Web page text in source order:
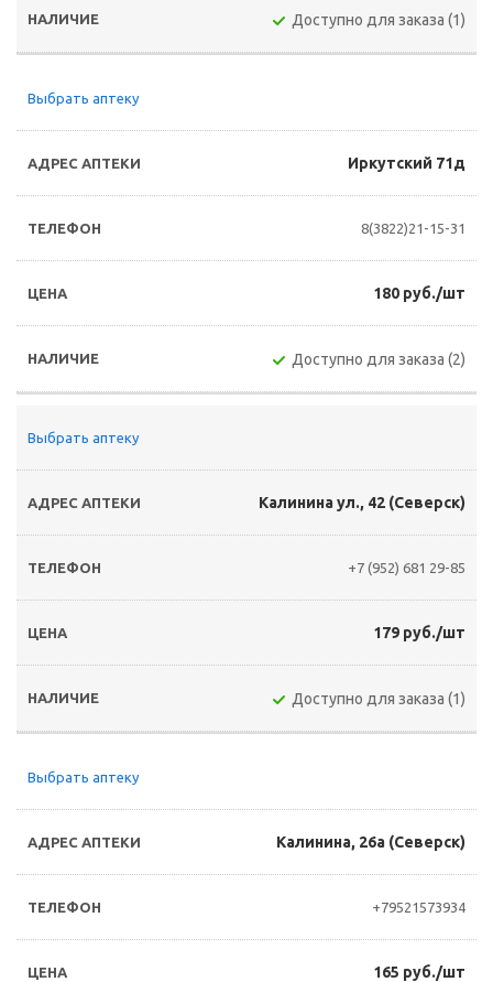
Доступно для заказа (1)
Выбрать аптеку
Иркутский 71д
8(3822)21-15-31
180 руб./шт
Доступно для заказа (2)
Выбрать аптеку
Калинина ул., 42 (Северск)
+7 (952) 681 29-85
179 руб./шт
Доступно для заказа (1)
Выбрать аптеку
Калинина, 26а (Северск)
+79521573934
165 руб./шт